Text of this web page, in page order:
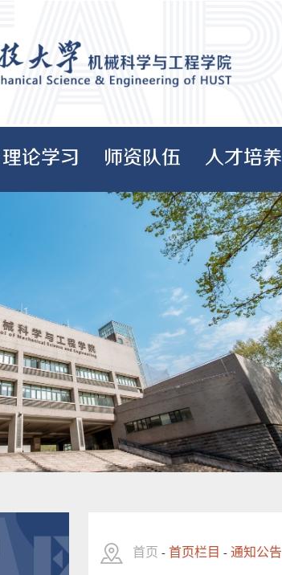
理论学习 师资队伍 人才培养
首页 - 首页栏目 - 通知公告